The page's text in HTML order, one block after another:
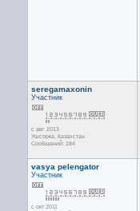
seregamaxonin
Участник
с авг 2013
Ушсорка, Казахстан
Сообщений: 184
vasya pelengator
Участник
с окт 2011